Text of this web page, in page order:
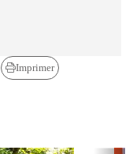
Imprimer